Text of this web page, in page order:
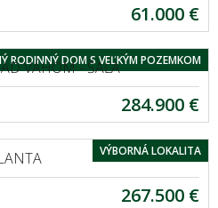
61.000 €
RODINNÝ DOM S VEĽKÝM POZEMKOM
VÁHOM - ŠAĽA
284.900 €
VÝBORNÁ LOKALITA
267.500 €